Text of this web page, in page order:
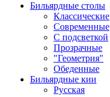
Бильярдные столы
Классические
Современные
С подсветкой
Прозрачные
"Геометрия"
Обеденные
Бильярдные кии
Русская